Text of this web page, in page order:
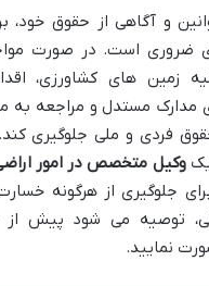
و آگاهی از حقوق خود،
ضروری است. در صورت
زمین های کشاورزی،
مدارک مستدل و مراجعه به
فردی و ملی جلوگیری
یکوکیل متخصص در امور
جلوگیری از هرگونه
توصیه می شود پیش از
نمایید.